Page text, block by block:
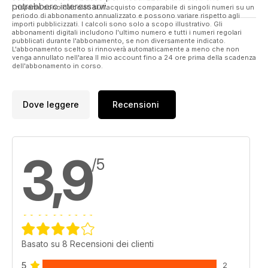
everyone is raving about!
With our usual mix of reports, news and reviews this is an
issue that folk will be talking of for some time to come, and
once again the Raider Team have excelled themselves in
believe me there is much, much more to come!
Raider; Eye on the Target and Boots on the Ground!
potrebbero interessarvi.
I risparmi sono calcolati sull'acquisto comparabile di singoli numeri su un
periodo di abbonamento annualizzato e possono variare rispetto agli
importi pubblicizzati. I calcoli sono solo a scopo illustrativo. Gli
abbonamenti digitali includono l'ultimo numero e tutti i numeri regolari
pubblicati durante l'abbonamento, se non diversamente indicato.
L'abbonamento scelto si rinnoverà automaticamente a meno che non
venga annullato nell'area Il mio account fino a 24 ore prima della scadenza
dell'abbonamento in corso.
Dove leggere Recensioni
3,9/5
Basato su 8 Recensioni dei clienti
5 2